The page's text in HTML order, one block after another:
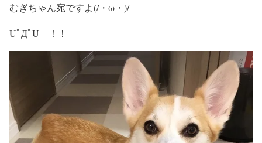
むぎちゃん宛ですよ(/・ω・)/
UﾟДﾟU ！！